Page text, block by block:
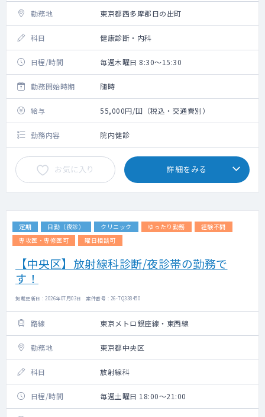
勤務地 東京都西多摩郡日の出町
科目 健康診断・内科
日程/時間 毎週木曜日 8:30～15:30
勤務開始時期 随時
給与 55,000円/回（税込・交通費別）
勤務内容 院内健診
お気に入り 詳細をみる
定期 日勤（夜診） クリニック ゆったり勤務
経験不問
専攻医・専修医可
曜日相談可
【中央区】放射線科診断/夜診帯の勤務で
す！
掲載更新日 : 2026年07月03日 案件番号 : 26-TQ338450
路線 東京メトロ銀座線・東西線
勤務地 東京都中央区
科目 放射線科
日程/時間 毎週土曜日 18:00～21:00